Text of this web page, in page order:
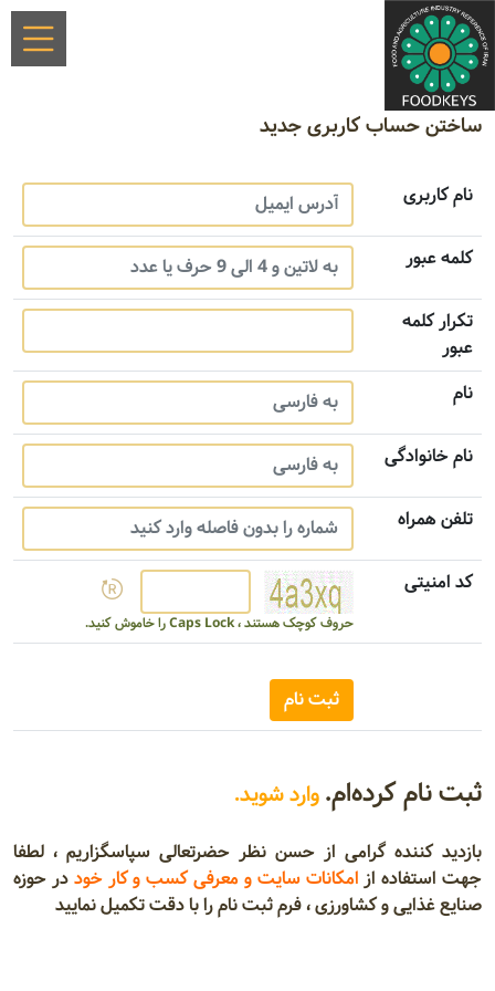
ساختن حساب کاربری جدید
نام کاربری
کلمه عبور
تکرار کلمه
عبور
نام
نام خانوادگی
تلفن همراه
کد امنیتی
حروف کوچک هستند ، Caps Lock را خاموش کنید.
ثبت نام کرده‌ام. وارد شوید.
بازدید کننده گرامی از حسن نظر حضرتعالی سپاسگزاریم ، لطفا
جهت استفاده از امکانات سایت و معرفی کسب و کار خود در حوزه
صنایع غذایی و کشاورزی ، فرم ثبت نام را با دقت تکمیل نمایید